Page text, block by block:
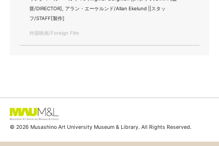
督/DIRECTOR], アラン・エーケルンド/Allan Ekelund ||スタッ
フ/STAFF[製作]
外国映画/Foreign Film
© 2026 Musashino Art University Museum & Library. All Rights Reserved.